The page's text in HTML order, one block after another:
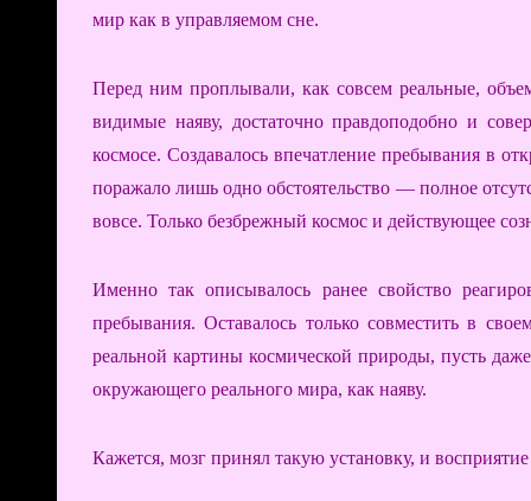
мир как в управляемом сне.
Перед ним проплывали, как совсем реальные,
видимые наяву, достаточно правдоподобно и
космосе. Создавалось впечатление пребывания в
поражало лишь одно обстоятельство — полное
вовсе. Только безбрежный космос и действующее
Именно так описывалось ранее свойство
пребывания. Оставалось только совместить в
реальной картины космической природы, пусть
окружающего реального мира, как наяву.
Кажется, мозг принял такую установку, и